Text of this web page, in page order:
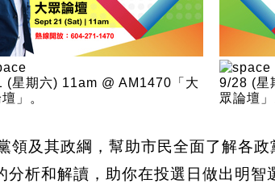
(星期六) 11am @ AM1470「大
」。
9/28 (星
眾論壇」
領及其政綱，幫助市民全面了解各
析和解讀，助你在投選日做出明智